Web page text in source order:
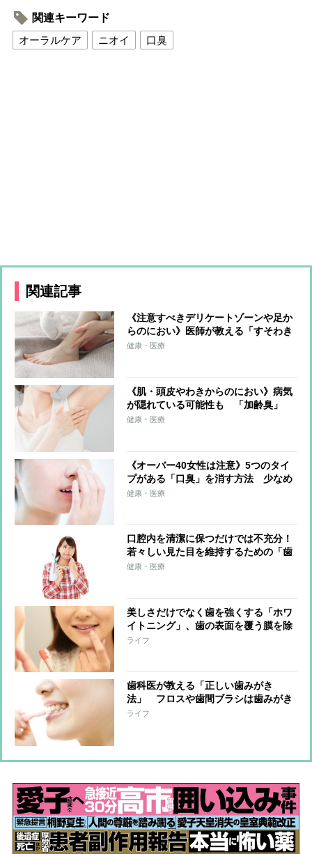
関連キーワード
オーラルケア
ニオイ 口臭
関連記事
《注意すべきデリケートゾーンや足か
らのにおい》医師が教える「すそわき
が」「性感染症」「足ムレ臭」などの
健康・医療
《肌・頭皮やわきからのにおい》病気
が隠れている可能性も 「加齢臭」
「汗臭」「多汗症」「わきが」の原因
健康・医療
《オーバー40女性は注意》5つのタイ
プがある「口臭」を消す方法 少なめ
の水で「ブクブクうがい」、夜の歯磨
健康・医療
口腔内を清潔に保つだけでは不充分！
若々しい見た目を維持するための「歯
ヨガ」を歯科医師が紹介
健康・医療
美しさだけでなく歯を強くする「ホワ
イトニング」、歯の表面を覆う膜を除
去しフッ素を塗布するため虫歯予防効
ライフ
歯科医が教える「正しい歯みがき
法」 フロスや歯間ブラシは歯みがき
前に「奥歯からみがく」がおすすめ、
ライフ